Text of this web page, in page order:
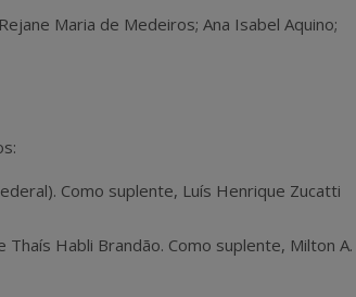
Maria de Medeiros; Ana Isabel Aquino;
Como suplente, Luís Henrique Zucatti
Thaís Habli Brandão. Como suplente, Milton A.